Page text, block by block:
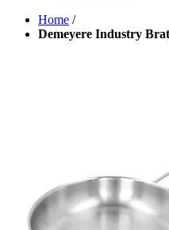
Home /
Demeyere Industry